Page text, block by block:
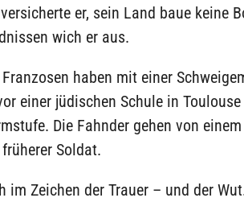
er, sein Land baue keine
wich er aus.
haben mit einer
einer jüdischen Schule in
Die Fahnder gehen von
Soldat.
im Zeichen der Trauer – und der